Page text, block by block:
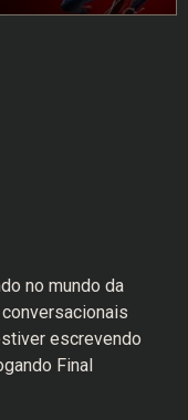
no mundo da
escrevendo
Final